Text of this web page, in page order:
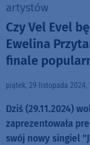
artystów
Czy Vel Evel
Ewelina
finale
piątek, 29 listopada 2024,
Dziś (29.11.2024)
zaprezentowała
swój nowy singiel